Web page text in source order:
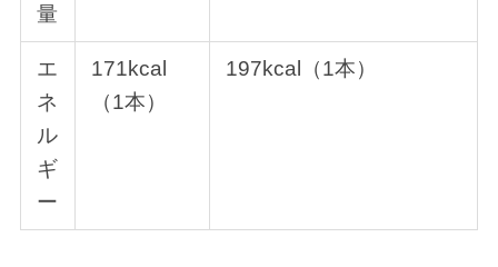
量
エ
ネ
ル
ギ
ー
171kcal
（1本）
197kcal（1本）